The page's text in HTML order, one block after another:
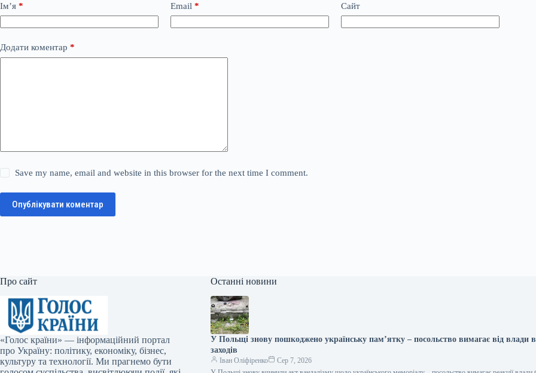
Ім’я * Email * Сайт
Додати коментар *
Save my name, email and website in this browser for the next time I comment.
Опублікувати коментар
Про сайт
«Голос країни» — інформаційний портал
про Україну: політику, економіку, бізнес,
культуру та технології. Ми прагнемо бути
Останні новини
У Польщі знову пошкоджено українську пам’ятку – посольство вимагає від влади
заходів
Іван Оліфіренко
Сер 7, 2026